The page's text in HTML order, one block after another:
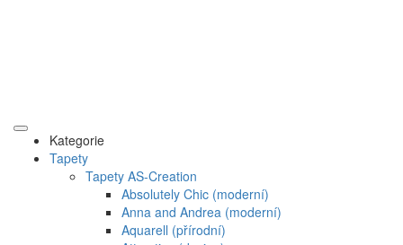
Kategorie
Tapety
Tapety AS-Creation
Absolutely Chic (moderní)
Anna and Andrea (moderní)
Aquarell (přírodní)